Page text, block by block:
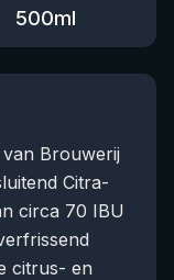
500ml
Brouwerij
Citra-
circa 70 IBU
citrus- en